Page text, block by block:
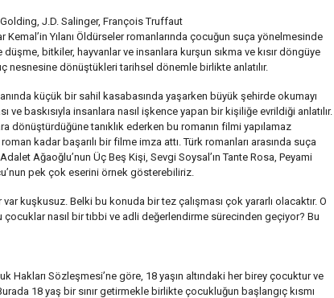
J.D. Salinger, François Truffaut
Kemal’in Yılanı Öldürseler romanlarında çocuğun suça yönelmesinde
bitkiler, hayvanlar ve insanlara kurşun sıkma ve kısır döngüye
dönüştükleri tarihsel dönemle birlikte anlatılır.
küçük bir sahil kasabasında yaşarken büyük şehirde okumayı
ve baskısıyla insanlara nasıl işkence yapan bir kişiliğe evrildiği anlatılır.
dönüştürdüğüne tanıklık ederken bu romanın filmi yapılamaz
kadar başarılı bir filme imza attı. Türk romanları arasında suça
Ağaoğlu’nun Üç Beş Kişi, Sevgi Soysal’ın Tante Rosa, Peyami
pek çok eserini örnek gösterebiliriz.
kuşkusuz. Belki bu konuda bir tez çalışması çok yararlı olacaktır. O
nasıl bir tıbbi ve adli değerlendirme sürecinden geçiyor? Bu
Hakları Sözleşmesi’ne göre, 18 yaşın altındaki her birey çocuktur ve
18 yaş bir sınır getirmekle birlikte çocukluğun başlangıç kısmı